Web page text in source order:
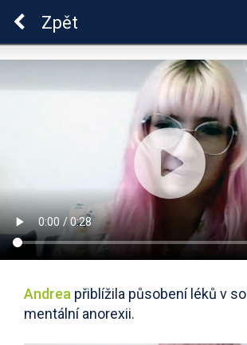
Zpět
Andrea přiblížila působení léků v
mentální anorexii.